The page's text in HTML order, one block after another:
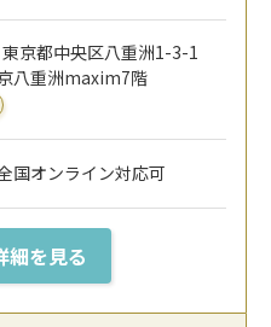
京都中央区八重洲1-3-1
八重洲maxim7階
国オンライン対応可
細を見る